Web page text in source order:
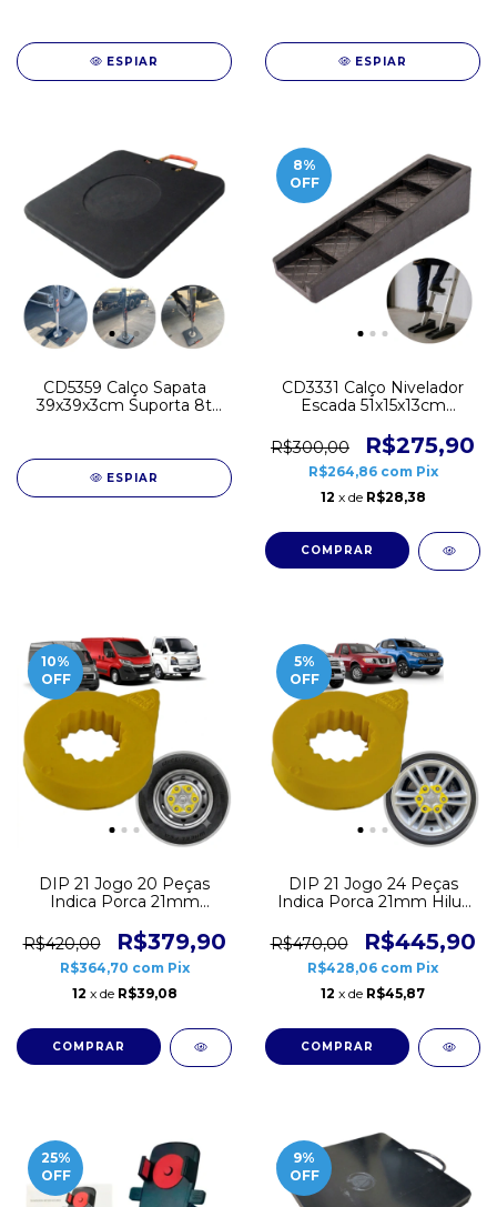
ESPIAR ESPIAR
CD5359 Calço Sapata
39x39x3cm Suporta 8t
ESPIAR
8%
OFF
CD3331 Calço Nivelador
Escada 51x15x13cm
R$300,00
R$275,90
R$264,86 com Pix
12 x de R$28,38
10%
OFF
DIP 21 Jogo 20 Peças
Indica Porca 21mm
Jumper Boxer CD2771
R$420,00 R$379,90
R$364,70 com Pix
12 x de R$39,08
5%
OFF
DIP 21 Jogo 24 Peças
Indica Porca 21mm Hilux
CD2771
R$470,00 R$445,90
R$428,06 com Pix
12 x de R$45,87
25%
OFF
9%
OFF